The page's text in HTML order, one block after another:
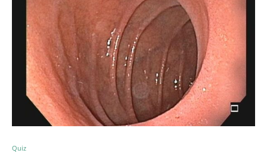
Quiz